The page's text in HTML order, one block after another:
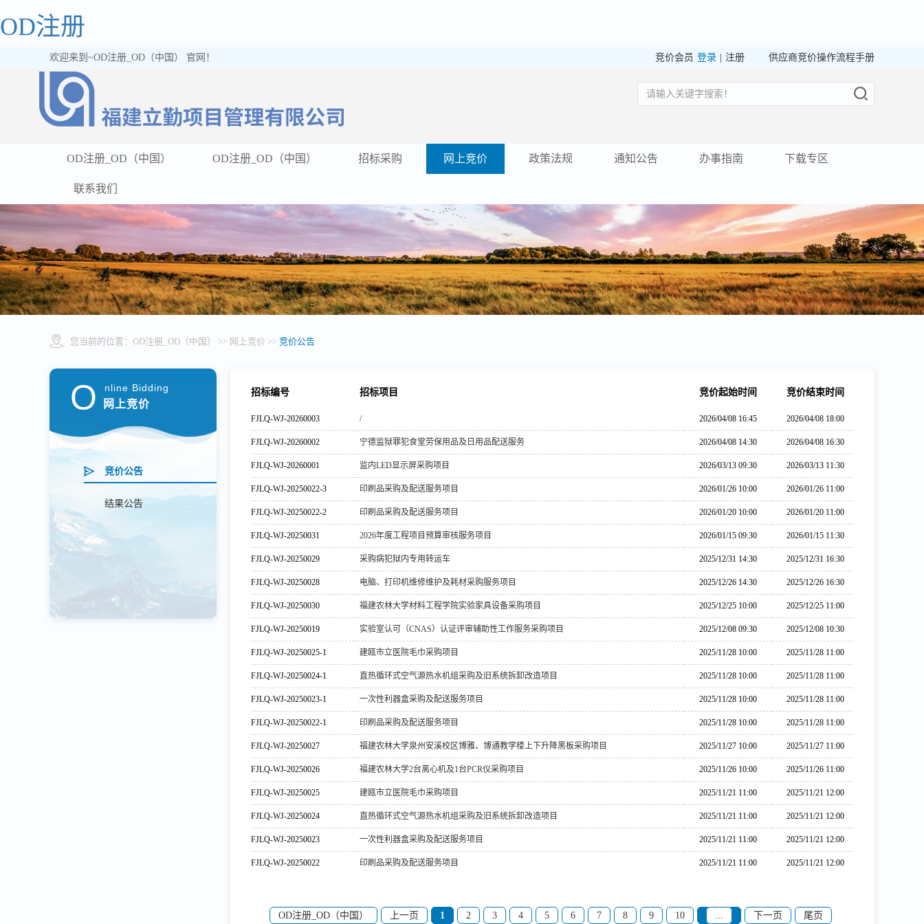
OD注册
欢迎来到~OD注册_OD（中国） 官网！ 竞价会员 登录 注册 供应商竞价操作流程手册
OD注册_OD（中国） OD注册_OD（中国） 招标采购 网上竞价 政策法规 通知公告 办事指南 下载专区
联系我们
您当前的位置： OD注册_OD（中国） >> 网上竞价 >> 竞价公告
O nline Bidding
网上竞价
竞价公告
结果公告
招标编号 招标项目 竞价起始时间 竞价结束时间
FJLQ-WJ-20260003 / 2026/04/08 16:45 2026/04/08 18:00
FJLQ-WJ-20260002 宁德监狱罪犯食堂劳保用品及日用品配送服务 2026/04/08 14:30 2026/04/08 16:30
FJLQ-WJ-20260001 监内LED显示屏采购项目 2026/03/13 09:30 2026/03/13 11:30
FJLQ-WJ-20250022-3 印刷品采购及配送服务项目 2026/01/26 10:00 2026/01/26 11:00
FJLQ-WJ-20250022-2 印刷品采购及配送服务项目 2026/01/20 10:00 2026/01/20 11:00
FJLQ-WJ-20250031 2026年度工程项目预算审核服务项目 2026/01/15 09:30 2026/01/15 11:30
FJLQ-WJ-20250029 采购病犯狱内专用转运车 2025/12/31 14:30 2025/12/31 16:30
FJLQ-WJ-20250028 电脑、打印机维修维护及耗材采购服务项目 2025/12/26 14:30 2025/12/26 16:30
FJLQ-WJ-20250030 福建农林大学材料工程学院实验家具设备采购项目 2025/12/25 10:00 2025/12/25 11:00
FJLQ-WJ-20250019 实验室认可（CNAS）认证评审辅助性工作服务采购项目 2025/12/08 09:30 2025/12/08 10:30
FJLQ-WJ-20250025-1 建瓯市立医院毛巾采购项目 2025/11/28 10:00 2025/11/28 11:00
FJLQ-WJ-20250024-1 直热循环式空气源热水机组采购及旧系统拆卸改造项目 2025/11/28 10:00 2025/11/28 11:00
FJLQ-WJ-20250023-1 一次性利器盒采购及配送服务项目 2025/11/28 10:00 2025/11/28 11:00
FJLQ-WJ-20250022-1 印刷品采购及配送服务项目 2025/11/28 10:00 2025/11/28 11:00
FJLQ-WJ-20250027 福建农林大学泉州安溪校区博雅、博通教学楼上下升降黑板采购项目 2025/11/27 10:00 2025/11/27 11:00
FJLQ-WJ-20250026 福建农林大学2台离心机及1台PCR仪采购项目 2025/11/26 10:00 2025/11/26 11:00
FJLQ-WJ-20250025 建瓯市立医院毛巾采购项目 2025/11/21 11:00 2025/11/21 12:00
FJLQ-WJ-20250024 直热循环式空气源热水机组采购及旧系统拆卸改造项目 2025/11/21 11:00 2025/11/21 12:00
FJLQ-WJ-20250023 一次性利器盒采购及配送服务项目 2025/11/21 11:00 2025/11/21 12:00
FJLQ-WJ-20250022 印刷品采购及配送服务项目 2025/11/21 11:00 2025/11/21 12:00
OD注册_OD（中国） 上一页 1 2 3 4 5 6 7 8 9 10 ... 下一页 尾页